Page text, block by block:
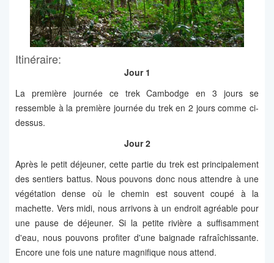
Itinéraire:
Jour 1
La première journée ce trek Cambodge en 3 jours se
ressemble à la première journée du trek en 2 jours comme ci-
dessus.
Jour 2
Après le petit déjeuner, cette partie du trek est principalement
des sentiers battus. Nous pouvons donc nous attendre à une
végétation dense où le chemin est souvent coupé à la
machette. Vers midi, nous arrivons à un endroit agréable pour
une pause de déjeuner. Si la petite rivière a suffisamment
d'eau, nous pouvons profiter d'une baignade rafraîchissante.
Encore une fois une nature magnifique nous attend.